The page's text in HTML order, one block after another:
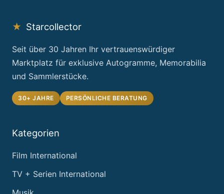
★ Starcollector
Seit über 30 Jahren Ihr vertrauenswürdiger
Marktplatz für exklusive Autogramme, Memorabilia
und Sammlerstücke.
30+ JAHRE PERSÖNLICHE BERATUNG
Kategorien
Film International
TV + Serien International